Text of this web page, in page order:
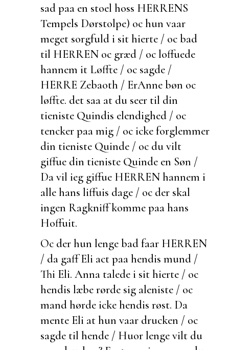
sad paa en stoel hoss HERRENS
Tempels Dørstolpe) oc hun vaar
meget sorgfuld i sit hierte / oc bad
til HERREN oc græd / oc loffuede
hannem it Løffte / oc sagde /
HERRE Zebaoth / ErAnne bøn oc
løffte. det saa at du seer til din
tieniste Quindis elendighed / oc
tencker paa mig / oc icke forglemmer
din tieniste Quinde / oc duvilt
giffue din tieniste Quinde en Søn /
Da vil ieg giffue HERREN hannem i
alle hans liffuis dage / oc der skal
ingen Ragkniff komme paa hans
Hoffuit.
Oc der hun lenge bad faar HERREN
/ da gaff Eli act paa hendis mund /
Thi Eli. Anna talede i sit hierte / oc
hendis læbe rørde sig aleniste / oc
mand hørde icke hendis røst. Da
mente Eli at hun vaar drucken / oc
sagde til hende / Huor lenge vilt du